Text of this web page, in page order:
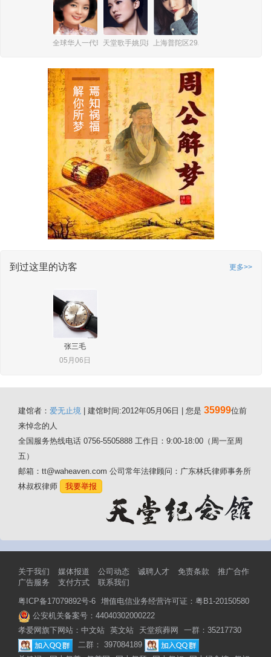
全球华人一代歌后邓丽君
天堂歌手姚贝娜 上海普陀区29岁女孩杨俪萍
到过这里的访客 更多>>
张三毛
05月06日
建馆者： 爱无止境 | 建馆时间:2012年05月06日 | 您是 35999位前
来悼念的人
全国服务热线电话 0756-5505888 工作日：9:00-18:00（周一至周
五）
邮箱：tt@waheaven.com 公司常年法律顾问：广东林氏律师事务所
林叔权律师
我要举报
关于我们 媒体报道 公司动态 诚聘人才 免责条款
推广合作
广告服务
支付方式 联系我们
粤ICP备17079892号-6 增值电信业务经营许可证：粤B1-20150580
公安机关备案号：44040302000222
孝爱网旗下网站： 中文站 英文站 天堂殡葬网
一群：35217730
二群： 397084189